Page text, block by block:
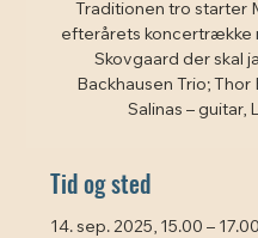
Traditionen tro starter
efterårets koncertrække
Skovgaard der skal
Backhausen Trio; Thor
Salinas – guitar,
Tid og sted
14. sep. 2025, 15.00 – 17.00